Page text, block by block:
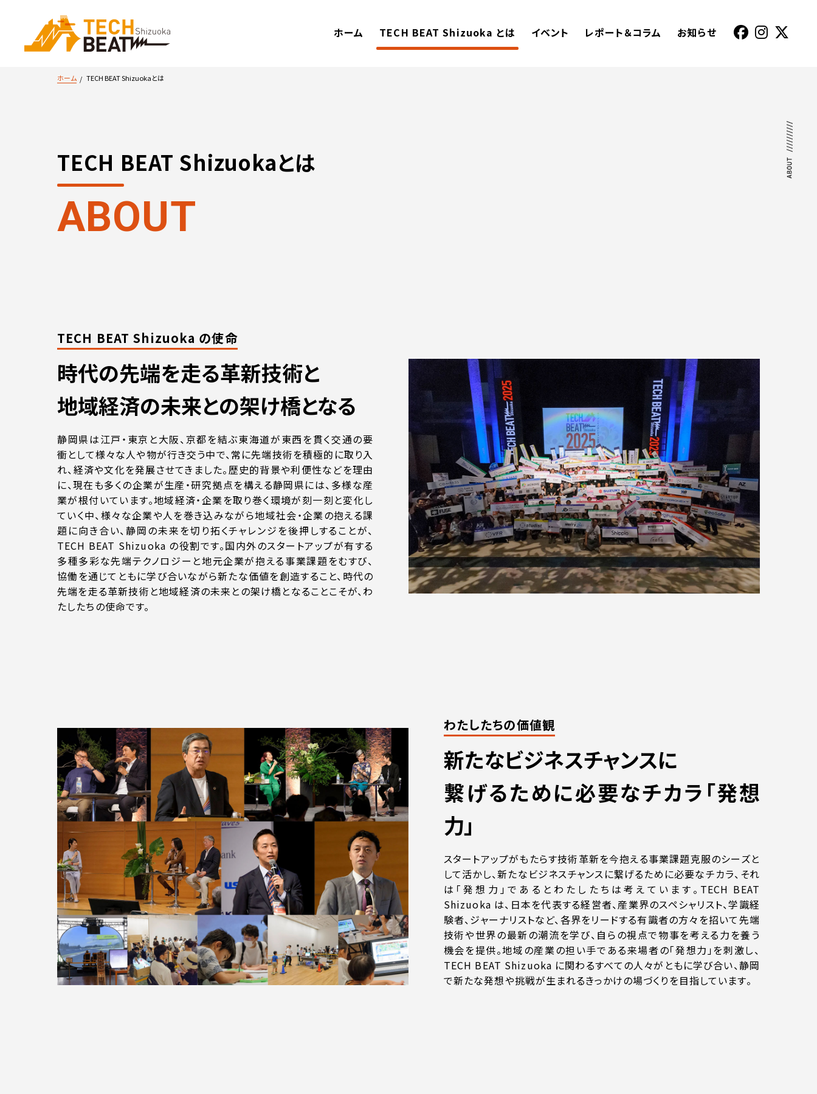
ホーム TECH BEAT Shizuoka とは イベント レポート＆コラム お知らせ
ホーム TECH BEAT Shizuokaとは
TECH BEAT Shizuokaとは
ABOUT
TECH BEAT Shizuoka の使命
時代の先端を走る革新技術と
地域経済の未来との架け橋となる
静岡県は江戸・東京と大阪、京都を結ぶ東海道が東西を貫く交通の要
衝として様々な人や物が行き交う中で、常に先端技術を積極的に取り入
れ、経済や文化を発展させてきました。歴史的背景や利便性などを理由
に、現在も多くの企業が生産・研究拠点を構える静岡県には、多様な産
業が根付いています。地域経済・企業を取り巻く環境が刻一刻と変化し
ていく中、様々な企業や人を巻き込みながら地域社会・企業の抱える課
題に向き合い、静岡の未来を切り拓くチャレンジを後押しすることが、
TECH BEAT Shizuoka の役割です。国内外のスタートアップが有する
多種多彩な先端テクノロジーと地元企業が抱える事業課題をむすび、
協働を通じてともに学び合いながら新たな価値を創造すること、時代の
先端を走る革新技術と地域経済の未来との架け橋となることこそが、わ
たしたちの使命です。
わたしたちの価値観
新たなビジネスチャンスに
繋げるために必要なチカラ 「発想
力」
スタートアップがもたらす技術革新を今抱える事業課題克服のシーズと
して活かし、新たなビジネスチャンスに繋げるために必要なチカラ、それ
は「発想力」であるとわたしたちは考えています。TECH BEAT
Shizuoka は、日本を代表する経営者、産業界のスペシャリスト、学識経
験者、ジャーナリストなど、各界をリードする有識者の方々を招いて先端
技術や世界の最新の潮流を学び、自らの視点で物事を考える力を養う
機会を提供。地域の産業の担い手である来場者の「発想力」を刺激し、
TECH BEAT Shizuoka に関わるすべての人々がともに学び合い、静岡
で新たな発想や挑戦が生まれるきっかけの場づくりを目指しています。